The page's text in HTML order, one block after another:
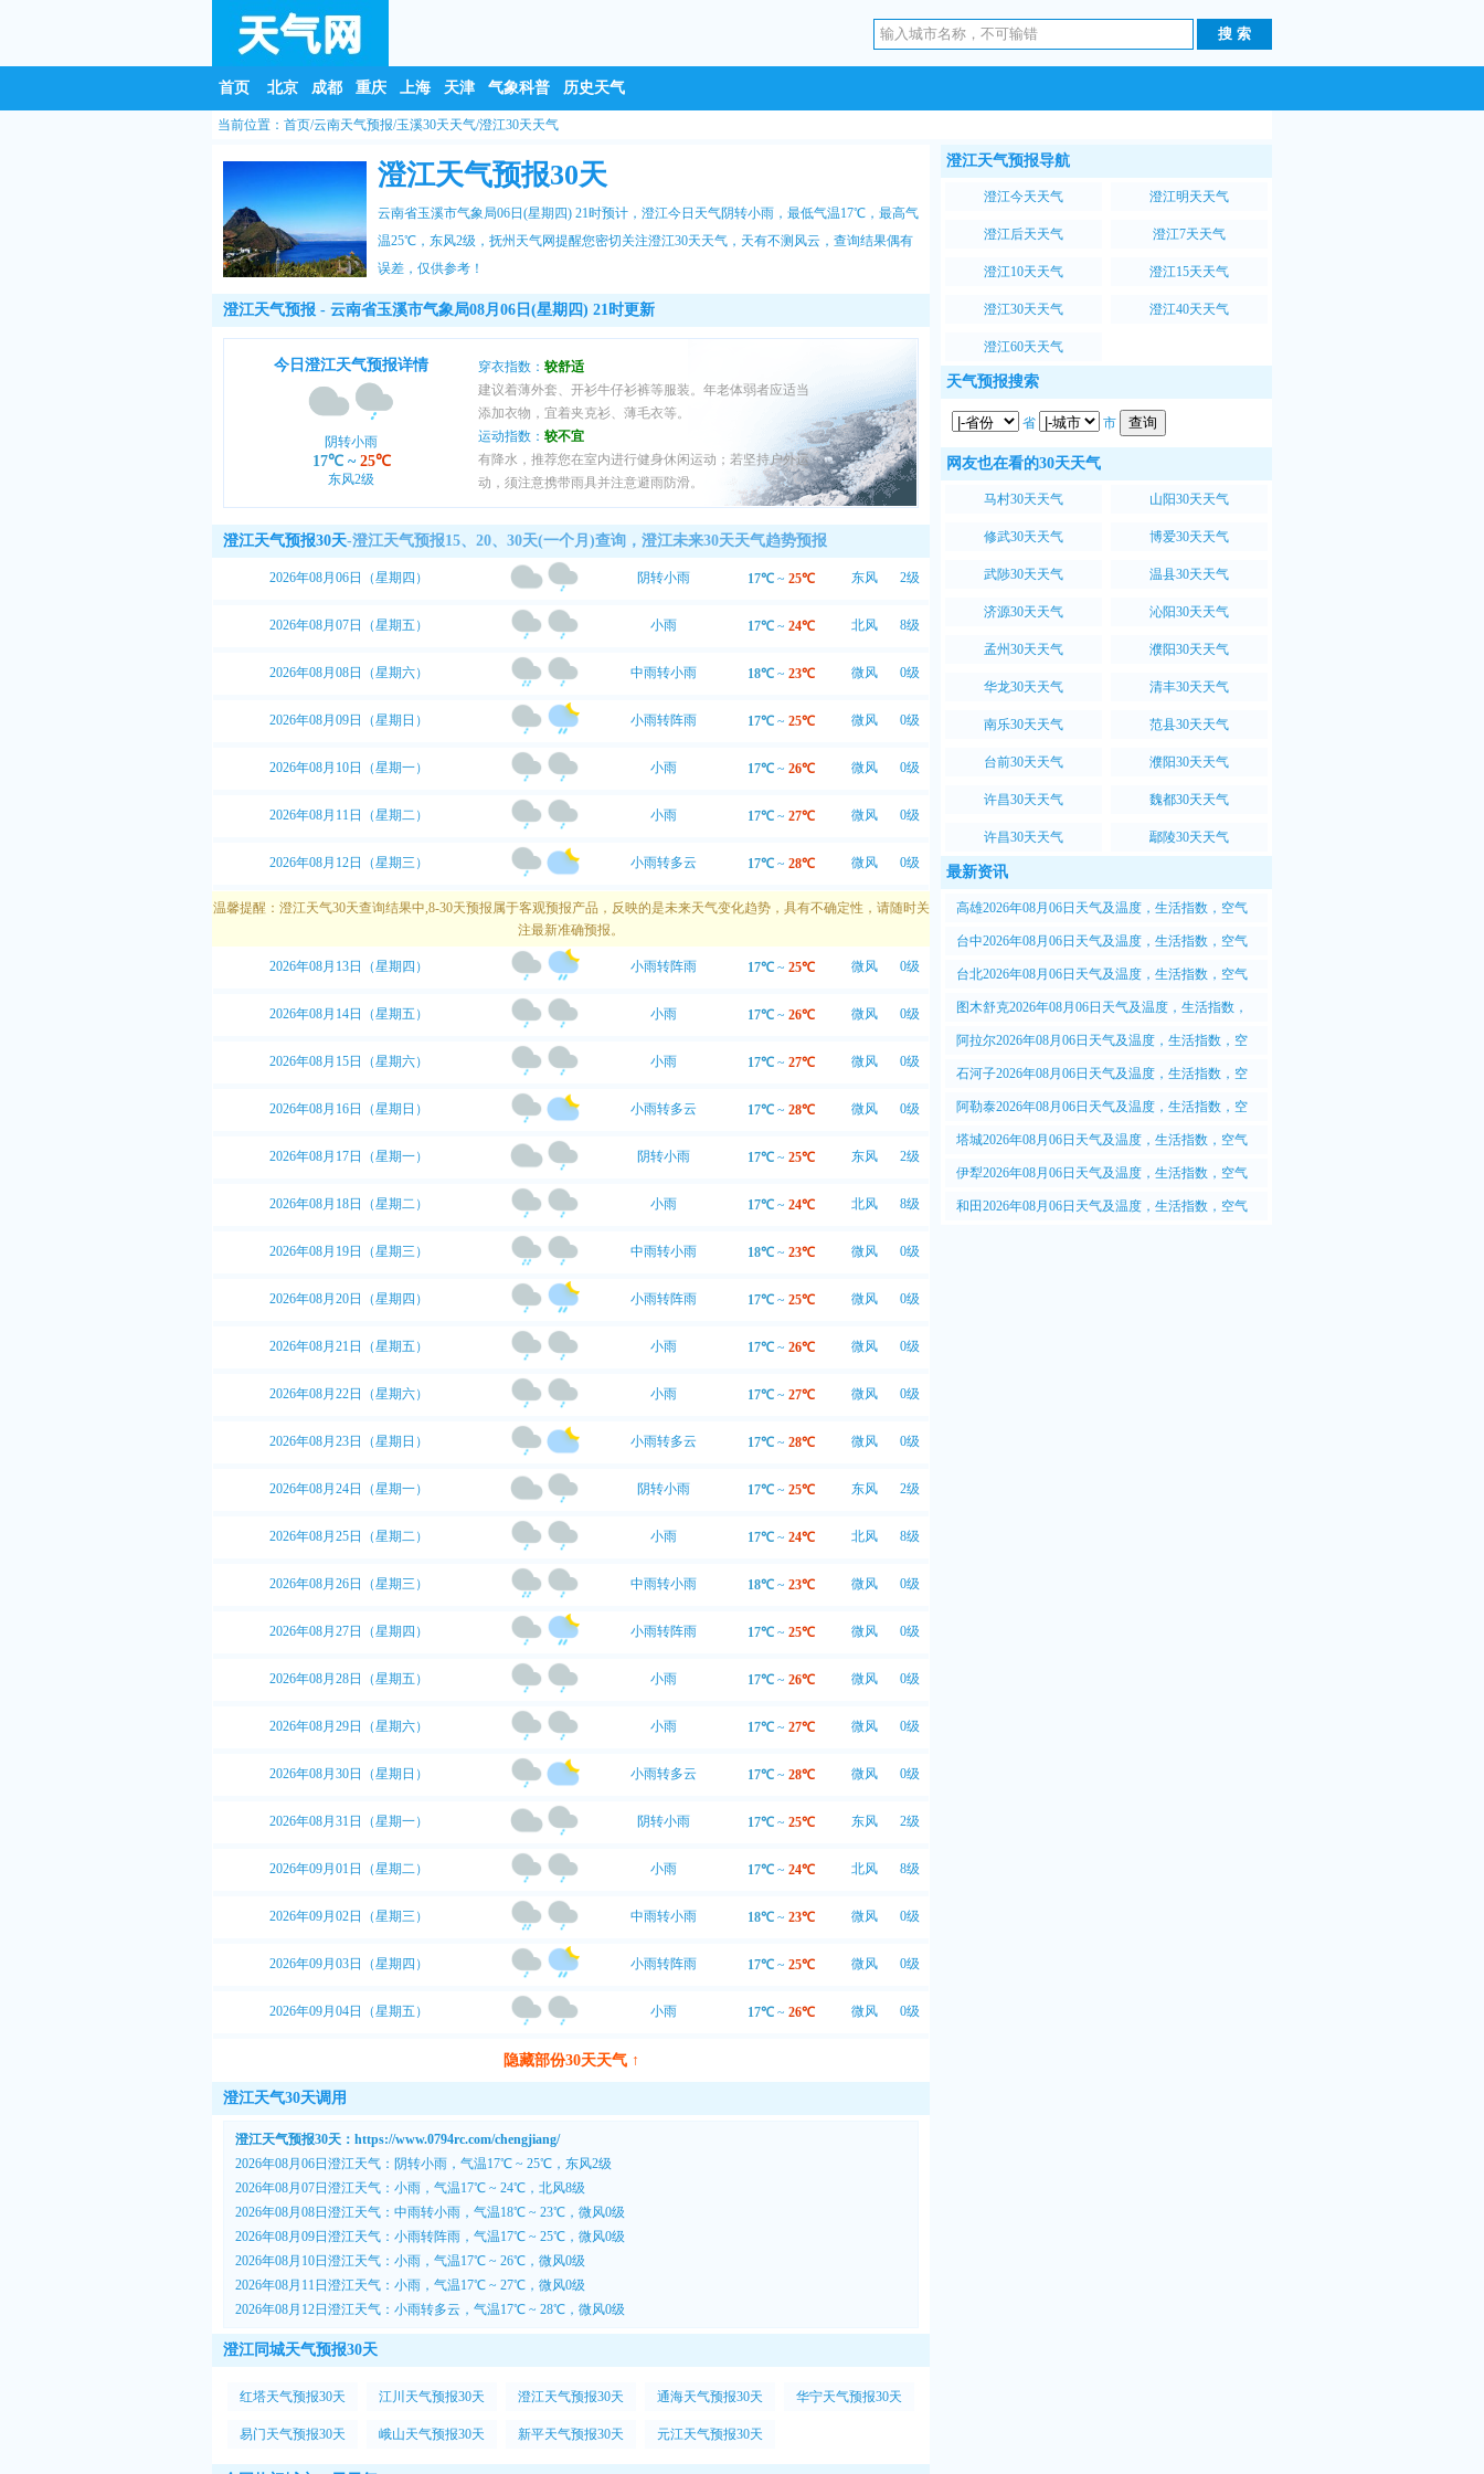
首页 北京 成都 重庆 上海 天津 气象科普 历史天气
当前位置： 首页/云南天气预报/玉溪30天天气/澄江30天天气
澄江天气预报30天
云南省玉溪市气象局06日(星期四) 21时预计，澄江今日天气阴转小雨，最低气温17℃，最高气
温25℃，东风2级， 抚州天气网提醒您密切关注澄江30天天气 ，天有不测风云，查询结果偶有
误差，仅供参考！
澄江天气预报 - 云南省玉溪市气象局08月06日(星期四) 21时更新
今日澄江天气预报详情
阴转小雨
17℃~ 25℃
东风2级
穿衣指数： 较舒适
建议着薄外套、开衫牛仔衫裤等服装。年老体弱者应适当
添加衣物，宜着夹克衫、薄毛衣等。
运动指数： 较不宜
有降水，推荐您在室内进行健身休闲运动；若坚持户外运
动，须注意携带雨具并注意避雨防滑。
紫外线指数：最弱
属弱紫外线辐射天气，无需特别防护。若长期在户外，建
议涂擦SPF在8-12之间的防晒护肤品。
澄江天气预报30天-澄江天气预报15、20、30天(一个月)查询，澄江未来30天天气趋势预报
2026年08月06日（星期四） 阴转小雨 17℃~ 25℃ 东风 2级
2026年08月07日（星期五） 小雨 17℃~ 24℃ 北风 8级
2026年08月08日（星期六） 中雨转小雨 18℃~ 23℃ 微风 0级
2026年08月09日（星期日） 小雨转阵雨 17℃~ 25℃ 微风 0级
2026年08月10日（星期一） 小雨 17℃~ 26℃ 微风 0级
2026年08月11日（星期二） 小雨 17℃~ 27℃ 微风 0级
2026年08月12日（星期三） 小雨转多云 17℃~ 28℃ 微风 0级
温馨提醒：澄江天气30天查询结果中,8-30天预报属于客观预报产品，反映的是未来天气变化趋势，具有不确定性，请随时关
注最新准确预报。
2026年08月13日（星期四） 小雨转阵雨 17℃~ 25℃ 微风 0级
2026年08月14日（星期五） 小雨 17℃~ 26℃ 微风 0级
2026年08月15日（星期六） 小雨 17℃~ 27℃ 微风 0级
2026年08月16日（星期日） 小雨转多云 17℃~ 28℃ 微风 0级
2026年08月17日（星期一） 阴转小雨 17℃~ 25℃ 东风 2级
2026年08月18日（星期二） 小雨 17℃~ 24℃ 北风 8级
2026年08月19日（星期三） 中雨转小雨 18℃~ 23℃ 微风 0级
2026年08月20日（星期四） 小雨转阵雨 17℃~ 25℃ 微风 0级
2026年08月21日（星期五） 小雨 17℃~ 26℃ 微风 0级
2026年08月22日（星期六） 小雨 17℃~ 27℃ 微风 0级
2026年08月23日（星期日） 小雨转多云 17℃~ 28℃ 微风 0级
2026年08月24日（星期一） 阴转小雨 17℃~ 25℃ 东风 2级
2026年08月25日（星期二） 小雨 17℃~ 24℃ 北风 8级
2026年08月26日（星期三） 中雨转小雨 18℃~ 23℃ 微风 0级
2026年08月27日（星期四） 小雨转阵雨 17℃~ 25℃ 微风 0级
2026年08月28日（星期五） 小雨 17℃~ 26℃ 微风 0级
2026年08月29日（星期六） 小雨 17℃~ 27℃ 微风 0级
2026年08月30日（星期日） 小雨转多云 17℃~ 28℃ 微风 0级
2026年08月31日（星期一） 阴转小雨 17℃~ 25℃ 东风 2级
2026年09月01日（星期二） 小雨 17℃~ 24℃ 北风 8级
2026年09月02日（星期三） 中雨转小雨 18℃~ 23℃ 微风 0级
2026年09月03日（星期四） 小雨转阵雨 17℃~ 25℃ 微风 0级
2026年09月04日（星期五） 小雨 17℃~ 26℃ 微风 0级
隐藏部份30天天气 ↑
澄江天气30天调用
澄江天气预报30天：https://www.0794rc.com/chengjiang/
2026年08月06日澄江天气：阴转小雨，气温17℃ ~ 25℃，东风2级
2026年08月07日澄江天气：小雨，气温17℃ ~ 24℃，北风8级
2026年08月08日澄江天气：中雨转小雨，气温18℃ ~ 23℃，微风0级
2026年08月09日澄江天气：小雨转阵雨，气温17℃ ~ 25℃，微风0级
2026年08月10日澄江天气：小雨，气温17℃ ~ 26℃，微风0级
2026年08月11日澄江天气：小雨，气温17℃ ~ 27℃，微风0级
2026年08月12日澄江天气：小雨转多云，气温17℃ ~ 28℃，微风0级
澄江同城天气预报30天
红塔天气预报30天 江川天气预报30天 澄江天气预报30天 通海天气预报30天 华宁天气预报30天
易门天气预报30天 峨山天气预报30天 新平天气预报30天 元江天气预报30天
澄江天气预报导航
澄江今天天气 澄江明天天气
澄江后天天气 澄江7天天气
澄江10天天气 澄江15天天气
澄江30天天气 澄江40天天气
澄江60天天气
天气预报搜索
省 市
网友也在看的30天天气
马村30天天气 山阳30天天气
修武30天天气 博爱30天天气
武陟30天天气 温县30天天气
济源30天天气 沁阳30天天气
孟州30天天气 濮阳30天天气
华龙30天天气 清丰30天天气
南乐30天天气 范县30天天气
台前30天天气 濮阳30天天气
许昌30天天气 魏都30天天气
许昌30天天气 鄢陵30天天气
最新资讯
高雄2026年08月06日天气及温度，生活指数，空气
PM2.5质量情况
台中2026年08月06日天气及温度，生活指数，空气
PM2.5质量情况
台北2026年08月06日天气及温度，生活指数，空气
PM2.5质量情况
图木舒克2026年08月06日天气及温度，生活指数，
空气PM2.5质量情况
阿拉尔2026年08月06日天气及温度，生活指数，空
气PM2.5质量情况
石河子2026年08月06日天气及温度，生活指数，空
气PM2.5质量情况
阿勒泰2026年08月06日天气及温度，生活指数，空
气PM2.5质量情况
塔城2026年08月06日天气及温度，生活指数，空气
PM2.5质量情况
伊犁2026年08月06日天气及温度，生活指数，空气
PM2.5质量情况
和田2026年08月06日天气及温度，生活指数，空气